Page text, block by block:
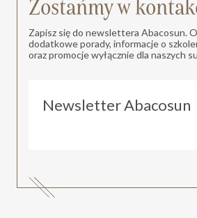
Zostańmy w
Zapisz się do newslettera Abacosun.
dodatkowe porady, informacje o
oraz promocje wyłącznie dla naszych
Newsletter Abacosun